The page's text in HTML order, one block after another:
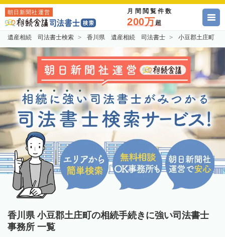
朝日新聞社運営 月間閲覧件数
200万超
遺産相続 司法書士検索 香川県 遺産相続 司法書士 小豆郡土庄町
香川県 小豆郡土庄町の相続手続きに強い司法書士
事務所 一覧